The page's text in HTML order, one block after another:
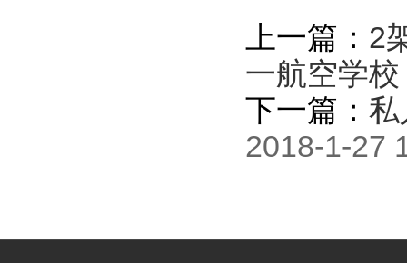
上一篇： 2
一航空学校
下一篇： 私
2018-1-27